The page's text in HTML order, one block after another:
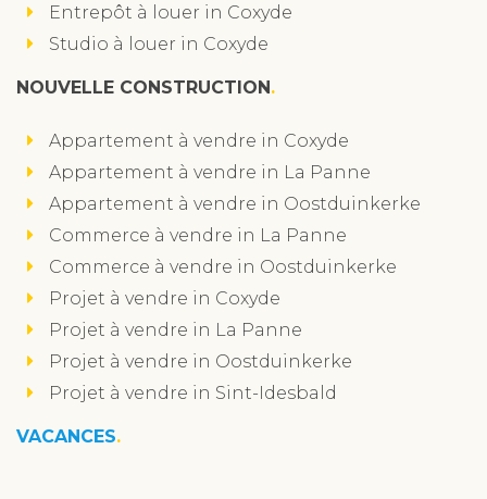
Entrepôt à louer in Coxyde
Studio à louer in Coxyde
NOUVELLE CONSTRUCTION
Appartement à vendre in Coxyde
Appartement à vendre in La Panne
Appartement à vendre in Oostduinkerke
Commerce à vendre in La Panne
Commerce à vendre in Oostduinkerke
Projet à vendre in Coxyde
Projet à vendre in La Panne
Projet à vendre in Oostduinkerke
Projet à vendre in Sint-Idesbald
VACANCES